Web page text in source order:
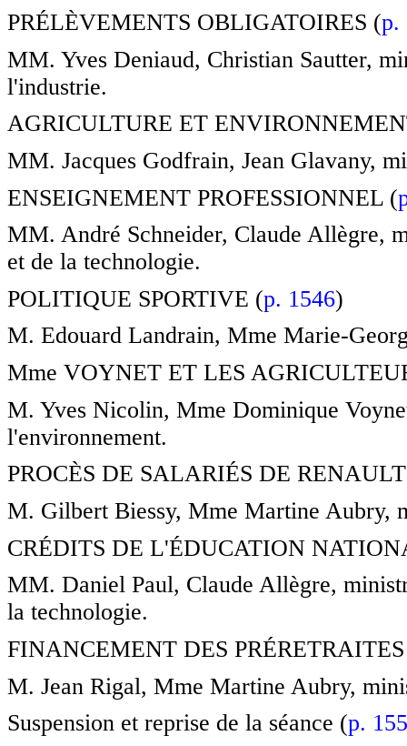
PRÉLÈVEMENTS OBLIGATOIRES (p.
MM. Yves Deniaud, Christian Sautter,
l'industrie.
AGRICULTURE ET
MM. Jacques Godfrain, Jean Glavany,
ENSEIGNEMENT PROFESSIONNEL (
MM. André Schneider, Claude Allègre,
et de la technologie.
POLITIQUE SPORTIVE (p. 1546)
M. Edouard Landrain, Mme Marie-
Mme VOYNET ET LES
M. Yves Nicolin, Mme Dominique
l'environnement.
PROCÈS DE SALARIÉS DE
M. Gilbert Biessy, Mme Martine Aubry,
CRÉDITS DE L'ÉDUCATION
MM. Daniel Paul, Claude Allègre,
la technologie.
FINANCEMENT DES
M. Jean Rigal, Mme Martine Aubry,
Suspension et reprise de la séance (p.